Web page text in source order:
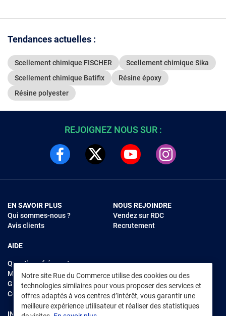
Tendances actuelles :
Scellement chimique FISCHER
Scellement chimique Sika
Scellement chimique Batifix
Résine époxy
Résine polyester
Notre site Rue du Commerce utilise des cookies ou des
technologies similaires pour vous proposer des services et
offres adaptés à vos centres d’intérêt, vous garantir une
meilleure expérience utilisateur et réaliser des statistiques
REJOIGNEZ NOUS SUR :
EN SAVOIR PLUS
Qui sommes-nous ?
Avis clients
AIDE
Questions fréquentes
Modes de règlements
Garantie et retours
Contacter Rue du Commerce
NOUS REJOINDRE
Vendez sur RDC
Recrutement
INFORMATIONS LÉGALES